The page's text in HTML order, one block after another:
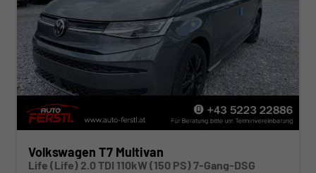
Volkswagen T7 Multivan
Life (Life) 2.0 TDI 110kW (150 PS) 7-Gang-DSG